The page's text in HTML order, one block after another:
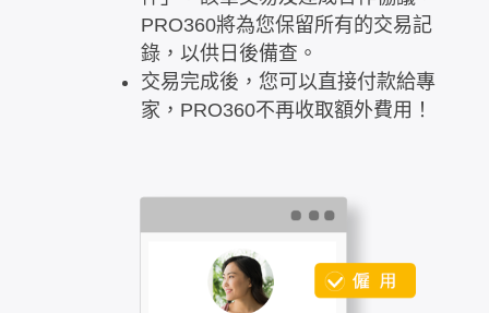
PRO360將為您保留所有的交易記
錄，以供日後備查。
交易完成後，您可以直接付款給專
家，PRO360不再收取額外費用！